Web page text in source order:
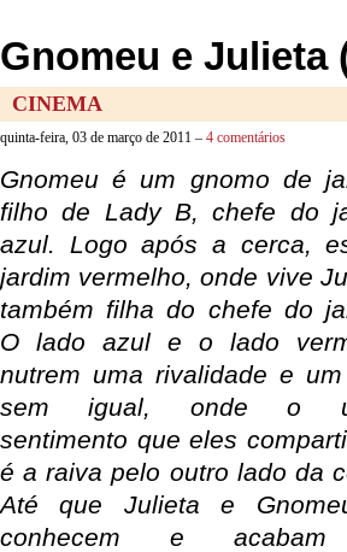
Gnomeu e Julieta
CINEMA
quinta-feira, 03 de março de 2011 – 4 comentários
Gnomeu é um gnomo de
filho de Lady B, chefe do
azul. Logo após a cerca,
jardim vermelho, onde vive
também filha do chefe do
O lado azul e o lado
nutrem uma rivalidade e
sem igual, onde o
sentimento que eles
é a raiva pelo outro lado da
Até que Julieta e
conhecem e